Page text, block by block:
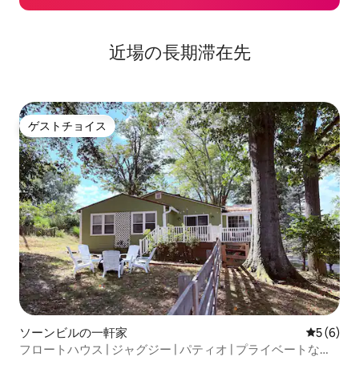
近場の長期滞在先
ゲストチョイス
ゲストチョイス
ソーンビルの一軒家 レビュー
5 (6)
フロートハウス | ジャグジー | パティオ | プライベートなラ